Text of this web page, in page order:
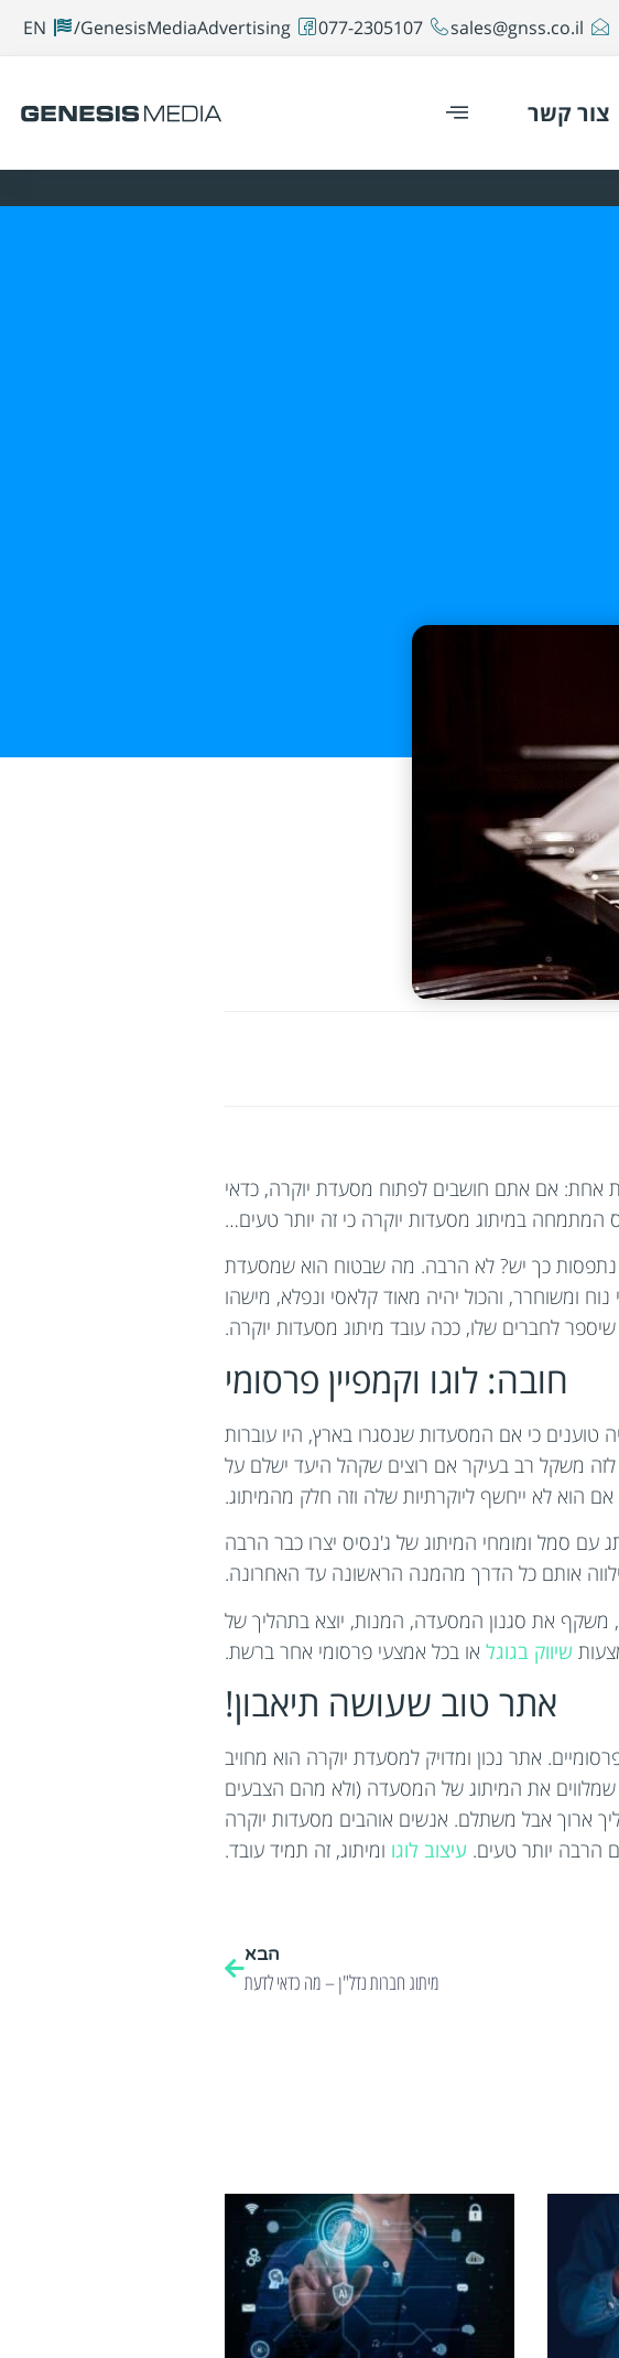
sales@gnss.co.il
077-2305107
GenesisMediaAdvertising/
EN
צור קשר
אחת: אם אתם חושבים לפתוח מסעדת יוקרה, כדאי
המתמחה במיתוג מסעדות יוקרה כי זה יותר טעים…
נתפסות כך יש? לא הרבה. מה שבטוח הוא שמסעדת
ומשוחרר, והכול יהיה מאוד קלאסי ונפלא, מישהו
לחברים שלו, ככה עובד מיתוג מסעדות יוקרה.
חובה: לוגו וקמפיין פרסומי
טוענים כי אם המסעדות שנסגרו בארץ, היו עוברות
לזה משקל רב בעיקר אם רוצים שקהל היעד ישלם על
הוא לא ייחשף ליוקרתיות שלה וזה חלק מהמיתוג.
עם סמל ומומחי המיתוג של ג'נסיס יצרו כבר הרבה
אותם כל הדרך מהמנה הראשונה עד האחרונה.
משקף את סגנון המסעדה, המנות, יוצא בתהליך של
שיווק בגוגל או בכל אמצעי פרסומי אחר ברשת.
אתר טוב שעושה תיאבון!
אתר נכון ומדויק למסעדת יוקרה הוא מחויב
את המיתוג של המסעדה (ולא מהם הצבעים
ארוך אבל משתלם. אנשים אוהבים מסעדות יוקרה
הרבה יותר טעים. עיצוב לוגו ומיתוג, זה תמיד עובד.
הבא
מיתוג חברות נדל"ן – מה כדאי לדעת